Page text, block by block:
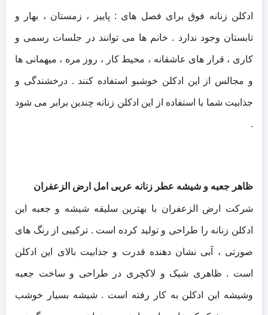
ادکلن زنانه فوق برای فصل های : پاییز ، زمستان ، بهار و
تابستان وجود ندارد . خانم ها می توانند در جلسات رسمی و
کاری ، قرار های عاشقانه ، محیط کار ، روز مره ، میهمانی ها
و مجالس از این ادکلن خوشبو استفاده کنند . درخشندگی و
جذابیت شما با استفاده از این ادکلن زنانه چندین برابر می شود
.
ظاهر جعبه و شیشه عطر زنانه عربی امل ارض الزعفران
شرکت ارض الزعفران با بهترین سلیقه شیشه و جعبه این
ادکلن زنانه را طراحی و تولید کرده است . ترکیبی از رنگ های
صورتی ، آبی نشان دهنده قدرت و جذابیت بالای این ادکلن
است . ظاهری شیک و لاکچری در طراحی و ساخت جعبه
وشیشه این ادکلن به کار رفته است . شیشه بسیار خوشب